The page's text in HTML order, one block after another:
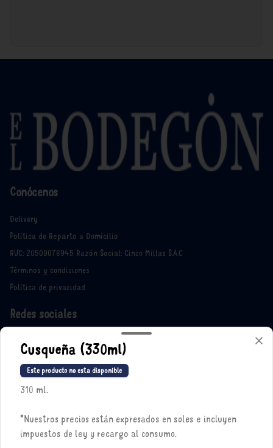
Conócenos
Delivery
Política de Reparto a Domicilio
RUC: 20509076945 Razón Social: Cinco Millas S.A.C
Términos y condiciones
Política de privacidad
Redes sociales
Instagram
Facebook
Pedir
Cusqueña (330ml)
Este producto no esta disponible
310 ml.
*Nuestros precios están expresados en soles e incluyen
impuestos de ley y recargo al consumo.